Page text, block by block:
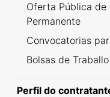
Oferta Pública
Permanente
Convocatorias
Bolsas de Traballo
Perfil do